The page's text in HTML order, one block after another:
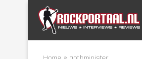
Home » gothminister